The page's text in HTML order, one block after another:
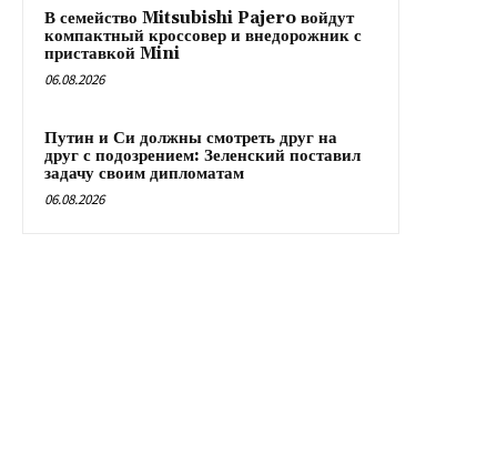
В семейство Mitsubishi Pajero войдут
компактный кроссовер и внедорожник с
приставкой Mini
06.08.2026
Путин и Си должны смотреть друг на
друг с подозрением: Зеленский поставил
задачу своим дипломатам
06.08.2026